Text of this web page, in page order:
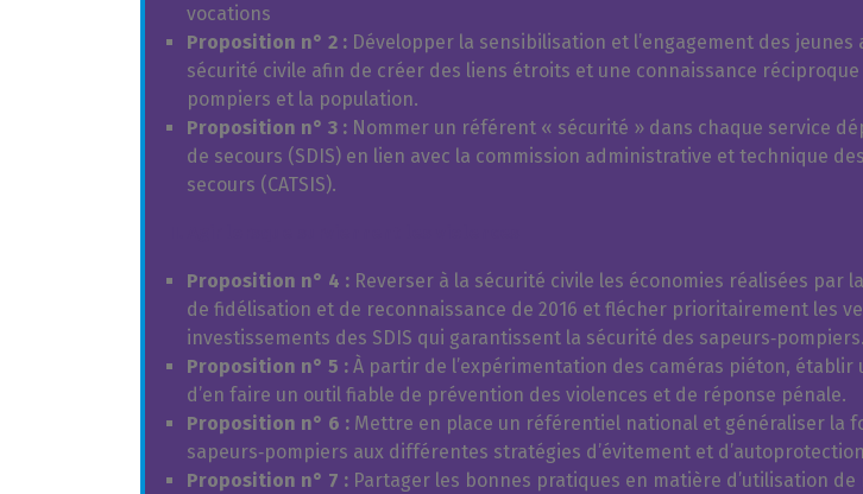
vocations
Proposition n° 2 : Développer la sensibilisation et l’engagement des
sécurité civile afin de créer des liens étroits et une connaissance
pompiers et la population.
Proposition n° 3 : Nommer un référent « sécurité » dans chaque service
de secours (SDIS) en lien avec la commission administrative et technique
secours (CATSIS).
Proposition n° 4 : Reverser à la sécurité civile les économies réalisées par
de fidélisation et de reconnaissance de 2016 et flécher prioritairement les
investissements des SDIS qui garantissent la sécurité des sapeurs‑pompiers.
Proposition n° 5 : À partir de l’expérimentation des caméras piéton,
d’en faire un outil fiable de prévention des violences et de réponse pénale.
Proposition n° 6 : Mettre en place un référentiel national et généraliser la
sapeurs‑pompiers aux différentes stratégies d’évitement et
Proposition n° 7 : Partager les bonnes pratiques en matière d’utilisation